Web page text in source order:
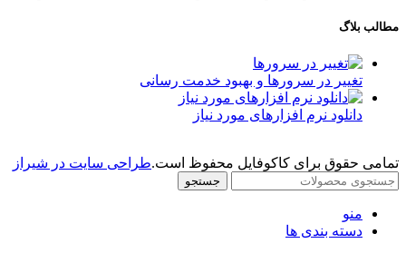
مطالب بلاگ
تغییر در سرورها و بهبود خدمت رسانی
دانلود نرم افزارهای مورد نیاز
تمامی حقوق برای کاکوفایل محفوظ است.طراحی سایت در شیراز
جستجو
منو
دسته بندی ها